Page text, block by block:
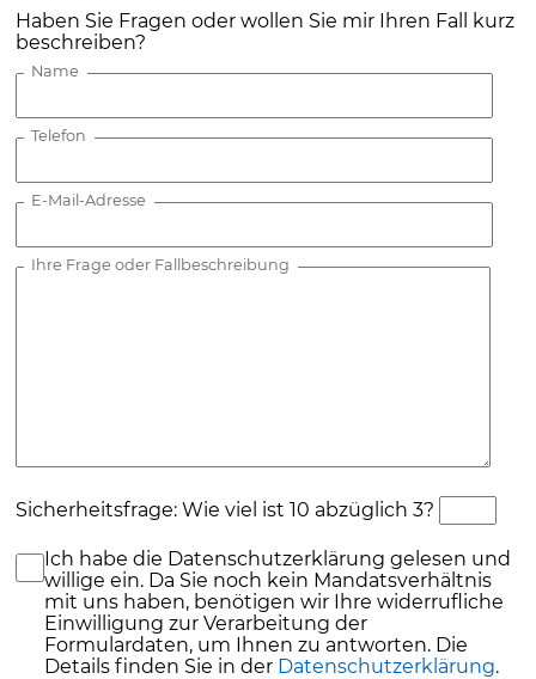
Haben Sie Fragen oder wollen Sie mir Ihren Fall kurz
beschreiben?
Name
Telefon
E-Mail-Adresse
Ihre Frage oder Fallbeschreibung
Sicherheitsfrage: Wie viel ist 10 abzüglich 3?
Ich habe die Datenschutzerklärung gelesen und
willige ein. Da Sie noch kein Mandatsverhältnis
mit uns haben, benötigen wir Ihre widerrufliche
Einwilligung zur Verarbeitung der
Formulardaten, um Ihnen zu antworten. Die
Details finden Sie in der Datenschutzerklärung.